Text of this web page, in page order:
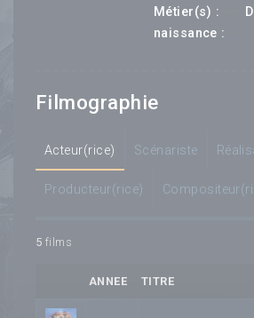
Métier(s) :
naissance :
Filmographie
Acteur(rice) Scénariste
Producteur(rice)
5 films
ANNEE TITRE